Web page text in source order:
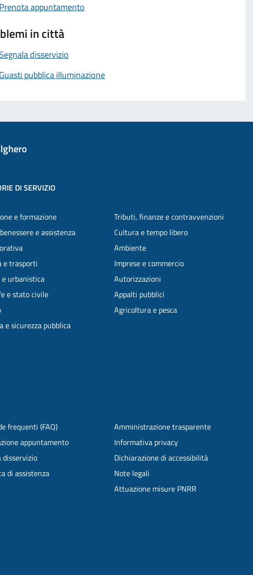
appuntamento
in città
disservizio
pubblica illuminazione
DI SERVIZIO
e formazione
e assistenza
e trasporti
urbanistica
e stato civile
e sicurezza pubblica
Tributi, finanze e contravvenzioni
Cultura e tempo libero
Ambiente
Imprese e commercio
Autorizzazioni
Appalti pubblici
Agricoltura e pesca
frequenti (FAQ)
appuntamento
disservizio
di assistenza
Amministrazione trasparente
Informativa privacy
Dichiarazione di accessibilità
Note legali
Attuazione misure PNRR